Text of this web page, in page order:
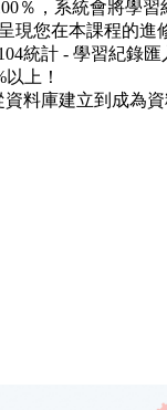
％，系統會將學習
現您在本課程的進
統計 - 學習紀錄
上！
料庫建立到成為